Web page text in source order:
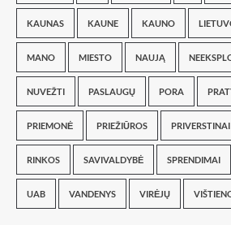
KAUNAS KAUNE KAUNO
MANO MIESTO NAUJĄ
NUVEŽTI PASLAUGŲ PORA
PRIEMONĖ PRIEŽIŪROS PRIVERSTINAI
RINKOS SAVIVALDYBĖ SPRENDIMAI
UAB VANDENYS VIRĖJŲ